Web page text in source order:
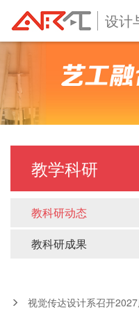
设计
教学科研
教科研动态
教科研成果
视觉传达设计系召开